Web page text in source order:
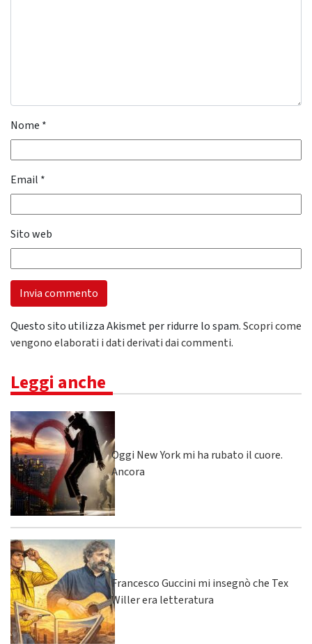
Nome *
Email *
Sito web
Questo sito utilizza Akismet per ridurre lo spam.Scopri come
vengono elaborati i dati derivati dai commenti.
Leggi anche
Oggi New York mi ha rubato il cuore.
Ancora
Francesco Guccini mi insegnò che Tex
Willer era letteratura